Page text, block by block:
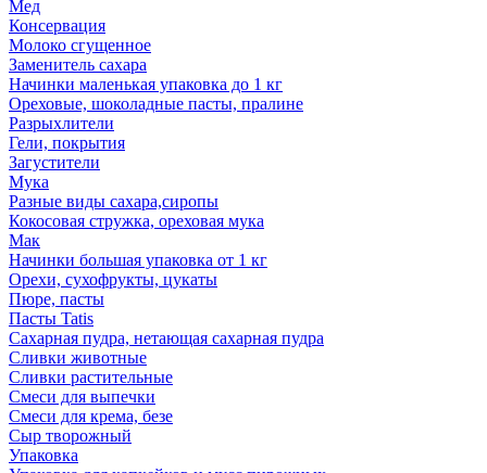
Мед
Консервация
Молоко сгущенное
Заменитель сахара
Начинки маленькая упаковка до 1 кг
Ореховые, шоколадные пасты, пралине
Разрыхлители
Гели, покрытия
Загустители
Мука
Разные виды сахара,сиропы
Кокосовая стружка, ореховая мука
Мак
Начинки большая упаковка от 1 кг
Орехи, сухофрукты, цукаты
Пюре, пасты
Пасты Tatis
Сахарная пудра, нетающая сахарная пудра
Сливки животные
Сливки растительные
Смеси для выпечки
Смеси для крема, безе
Сыр творожный
Упаковка